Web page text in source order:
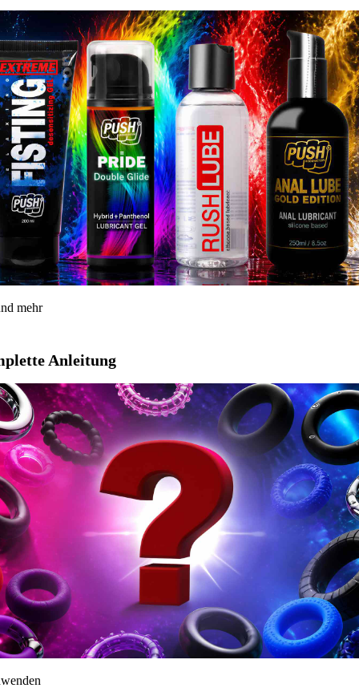
mehr
Anleitung